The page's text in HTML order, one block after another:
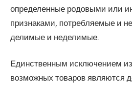
определенные родовыми или
признаками, потребляемые и
делимые и неделимые.
Единственным исключением
возможных товаров являются